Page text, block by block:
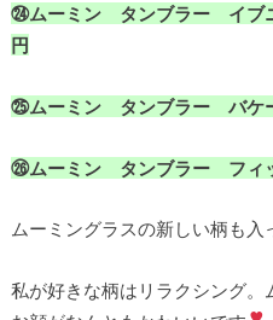
㉔ムーミン タンブラー イブ
円
㉕ムーミン タンブラー バ
㉖ムーミン タンブラー フ
ムーミングラスの新しい柄も入
私が好きな柄はリラクシング